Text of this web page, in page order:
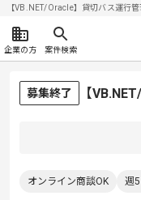
【VB.NET/Oracle】貸切バス運行
企業の方 案件検索
募集終了 【
オンライン商談OK 週5